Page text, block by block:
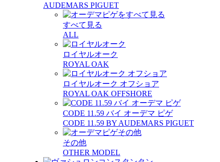
AUDEMARS PIGUET
すべて見る
ALL
ロイヤルオーク
ROYAL OAK
ロイヤルオーク オフショア
ROYAL OAK OFFSHORE
CODE 11.59 バイ オーデマ ピゲ
CODE 11.59 BY AUDEMARS PIGUET
その他
OTHER MODEL